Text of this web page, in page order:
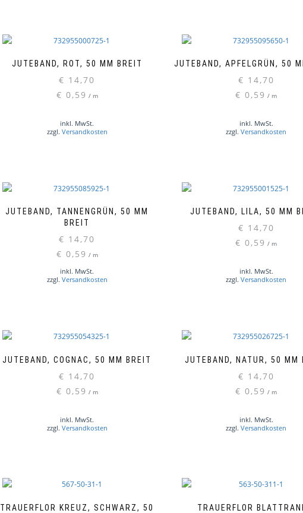
JUTEBAND, ROT, 50 MM BREIT
€ 14,70
€ 0,59 / m
inkl. MwSt.
zzgl. Versandkosten
JUTEBAND, APFELGRÜN, 50
€ 14,70
€ 0,59 / m
inkl. MwSt.
zzgl.Versandkosten
JUTEBAND, TANNENGRÜN, 50 MM
BREIT
€ 14,70
€ 0,59 / m
inkl. MwSt.
zzgl. Versandkosten
JUTEBAND, LILA, 50 MM
€ 14,70
€ 0,59 / m
inkl. MwSt.
zzgl.Versandkosten
JUTEBAND, COGNAC, 50 MM BREIT
€ 14,70
€ 0,59 / m
inkl. MwSt.
zzgl. Versandkosten
JUTEBAND, NATUR, 50 MM
€ 14,70
€ 0,59 / m
inkl. MwSt.
zzgl.Versandkosten
TRAUERFLOR KREUZ, SCHWARZ, 50
TRAUERFLOR